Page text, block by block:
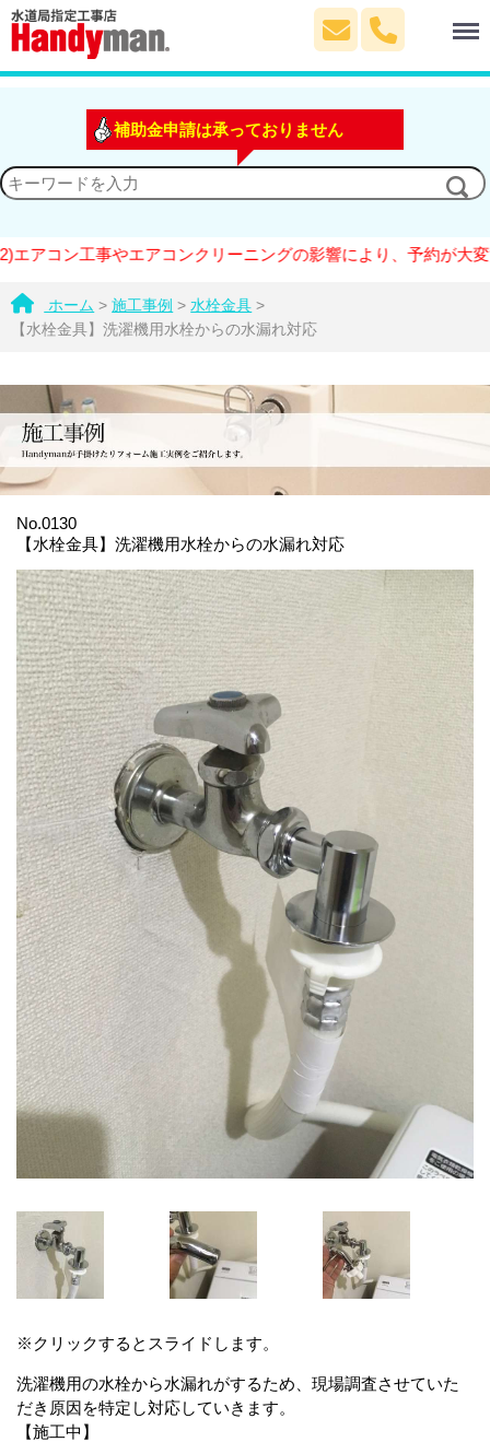
補助金申請は承っておりません
工事やエアコンクリーニングの影響により、予約が大変混雑し
ホーム >施工事例 >水栓金具 >
【水栓金具】洗濯機用水栓からの水漏れ対応
No.0130
【水栓金具】洗濯機用水栓からの水漏れ対応
※クリックするとスライドします。
洗濯機用の水栓から水漏れがするため、現場調査させていた
だき原因を特定し対応していきます。
【施工中】